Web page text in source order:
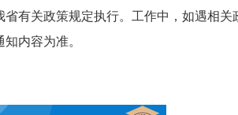
有关政策规定执行。工作中，如遇相
内容为准。